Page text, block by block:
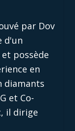
par Dov
d'un
possède
en
diamants
et Co-
il dirige